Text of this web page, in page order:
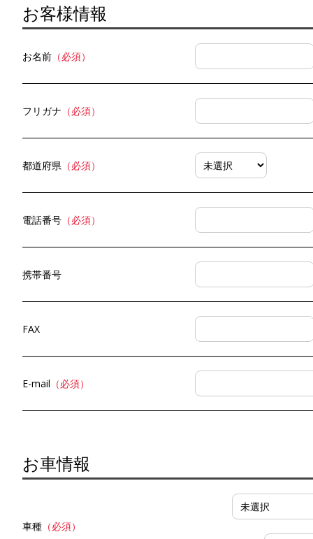
お客様情報
お名前 （必須）
フリガナ （必須）
都道府県 （必須）
電話番号 （必須）
携帯番号
FAX
E-mail （必須）
お車情報
車種 （必須）